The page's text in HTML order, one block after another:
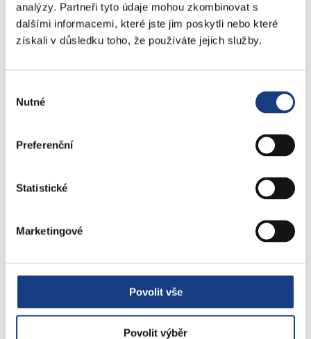
analýzy. Partneři tyto údaje mohou zkombinovat s
dalšími informacemi, které jste jim poskytli nebo které
získali v důsledku toho, že používáte jejich služby.
souhlasu
Nutné
Preferenční
Statistické
Marketingové
Povolit vše
Povolit výběr
Štefánikova 13,15
Informace
Přestupky obecné
Štefánikova 17
Parkovací karty